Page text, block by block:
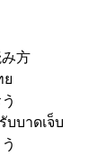
ย
รับบาดเจ็บ